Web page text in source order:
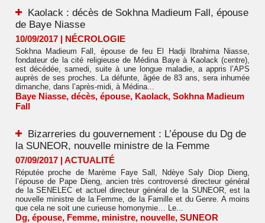
Kaolack : décès de Sokhna Madieum Fall, épouse
de Baye Niasse
10/09/2017 | NÉCROLOGIE
Sokhna Madieum Fall, épouse de feu El Hadji Ibrahima Niasse,
fondateur de la cité religieuse de Médina Baye à Kaolack (centre),
est décédée, samedi, suite à une longue maladie, a appris l’APS
auprès de ses proches. La défunte, âgée de 83 ans, sera inhumée
dimanche, dans l’après-midi, à Médina...
Baye Niasse, décès, épouse, Kaolack, Sokhna Madieum
Fall
Bizarreries du gouvernement : L’épouse du Dg de
la SUNEOR, nouvelle ministre de la Femme
07/09/2017 | ACTUALITÉ
Réputée proche de Marème Faye Sall, Ndèye Saly Diop Dieng,
l’épouse de Pape Dieng, ancien très controversé directeur général
de la SENELEC et actuel directeur général de la SUNEOR, est la
nouvelle ministre de la Femme, de la Famille et du Genre. A moins
que cela ne soit une curieuse homonymie… Le...
Dg, épouse, Femme, ministre, nouvelle, SUNEOR